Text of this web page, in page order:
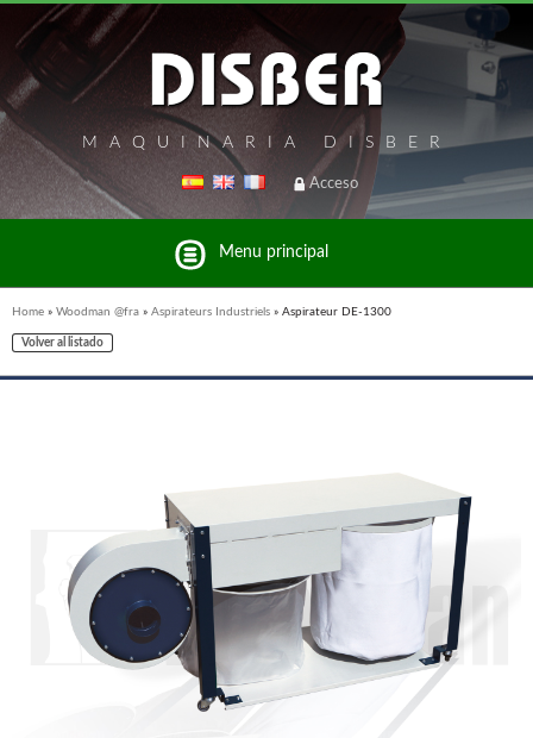
MAQUINARIA DISBER
Acceso
Menu principal
WOODMAN PROFESIONAL @FRA
BRICO OK @FRA
FREEMAN @FRA
Home » Woodman @fra » Aspirateurs Industriels » Aspirateur DE-1300
Volver al listado